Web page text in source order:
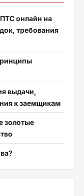
онлайн на
требования
выдачи,
к заемщикам
золотые